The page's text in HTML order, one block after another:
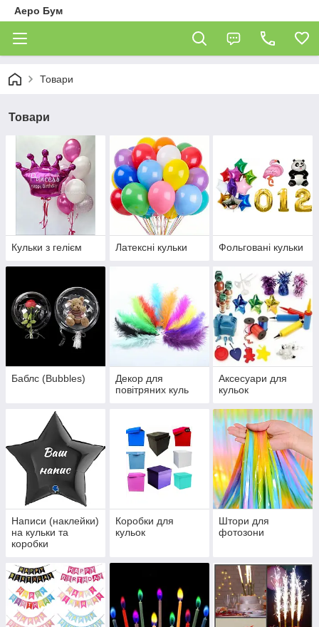
Аеро Бум
Товари
Товари
Кульки з гелієм Латексні кульки Фольговані кульки
Баблс (Bubbles)
Декор для
повітряних куль
Аксесуари для
кульок
Написи (наклейки)
на кульки та
коробки
Коробки для
кульок
Штори для
фотозони